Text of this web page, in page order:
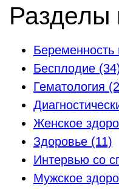
Разделы
Беременность
Бесплодие
Гематология
Женское
Здоровье (11)
Интервью со
Мужское